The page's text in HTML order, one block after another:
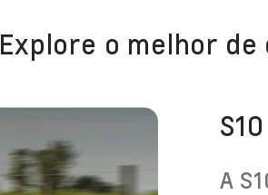
Explore o melhor de
A